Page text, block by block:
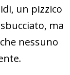
un pizzico
ma
nessuno